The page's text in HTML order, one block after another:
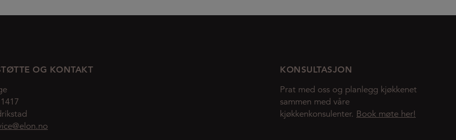
OG KONTAKT KONSULTASJON
Prat med oss og planlegg kjøkkenet
sammen med våre
kjøkkenkonsulenter. Book møte her!